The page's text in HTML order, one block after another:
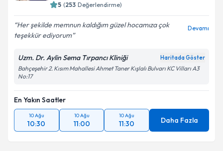
Kişisel verilerimin işlenmesine ilişkin
Metni'ni okudum ve kişisel verilerimin belirtilen
kapsamda işlenmesini kabul ediyorum.
Takvim Talebini Gönder
5 (253 Değerlendirme)
Her şekilde memnun kaldığım güzel hocamıza çok
teşekkür ediyorum
Devamı
Uzm. Dr. Aylin Sema Tırpancı Kliniği Haritada Göster
Bahçeşehir 2. Kısım Mahallesi Ahmet Taner Kışlalı Bulvarı KC Vilları A3
No:17
En Yakın Saatler
10 Ağu
10:30
10 Ağu
11:00
10 Ağu
11:30 Daha Fazla